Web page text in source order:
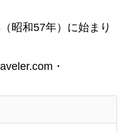
昭和57年）に始まり
・